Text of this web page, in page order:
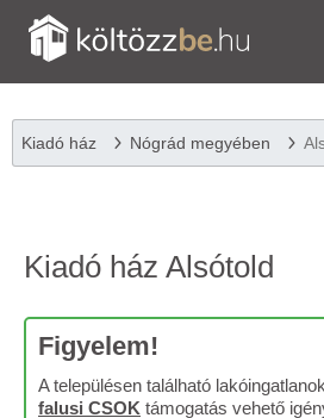
Kiadó ház Nógrád megyében
Kiadó ház Alsótold
Figyelem!
A településen található
falusi CSOK támogatás vehető